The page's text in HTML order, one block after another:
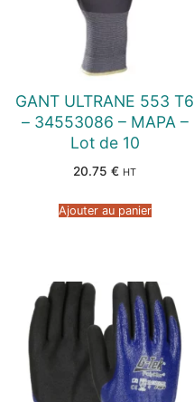
GANT ULTRANE 553 T6
– 34553086 – MAPA –
Lot de 10
20.75 € HT
Ajouter au panier